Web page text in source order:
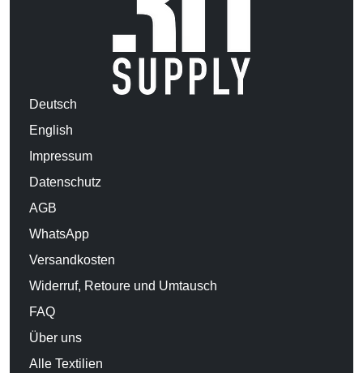
Deutsch
English
Impressum
Datenschutz
AGB
WhatsApp
Versandkosten
Widerruf, Retoure und Umtausch
FAQ
Über uns
Alle Textilien